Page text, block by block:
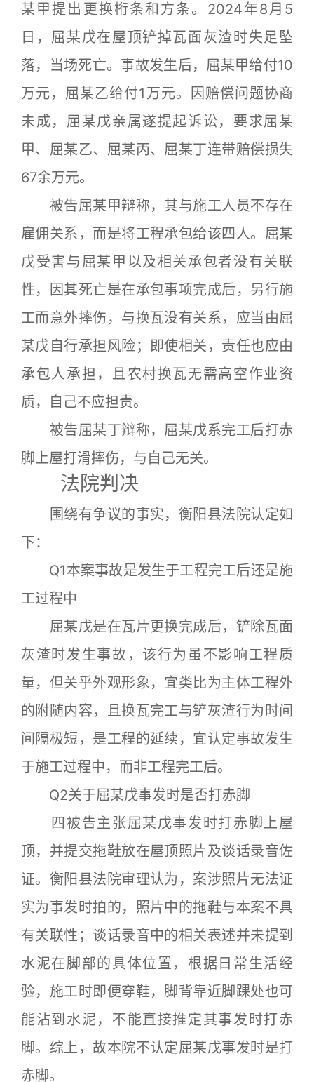
某甲提出更换桁条和方条。2024年8月5
日，屈某戊在屋顶铲掉瓦面灰渣时失足坠
落，当场死亡。事故发生后，屈某甲给付10
万元，屈某乙给付1万元。因赔偿问题协商
未成，屈某戊亲属遂提起诉讼，要求屈某
甲、屈某乙、屈某丙、屈某丁连带赔偿损失
67余万元。
被告屈某甲辩称，其与施工人员不存在
雇佣关系，而是将工程承包给该四人。屈某
戊受害与屈某甲以及相关承包者没有关联
性，因其死亡是在承包事项完成后，另行施
工而意外摔伤，与换瓦没有关系，应当由屈
某戊自行承担风险；即使相关，责任也应由
承包人承担，且农村换瓦无需高空作业资
质，自己不应担责。
被告屈某丁辩称，屈某戊系完工后打赤
脚上屋打滑摔伤，与自己无关。
法院判决
围绕有争议的事实，衡阳县法院认定如
下：
Q1本案事故是发生于工程完工后还是施
工过程中
屈某戊是在瓦片更换完成后，铲除瓦面
灰渣时发生事故，该行为虽不影响工程质
量，但关乎外观形象，宜类比为主体工程外
的附随内容，且换瓦完工与铲灰渣行为时间
间隔极短，是工程的延续，宜认定事故发生
于施工过程中，而非工程完工后。
Q2关于屈某戊事发时是否打赤脚
四被告主张屈某戊事发时打赤脚上屋
顶，并提交拖鞋放在屋顶照片及谈话录音佐
证。衡阳县法院审理认为，案涉照片无法证
实为事发时拍的，照片中的拖鞋与本案不具
有关联性；谈话录音中的相关表述并未提到
水泥在脚部的具体位置，根据日常生活经
验，施工时即便穿鞋，脚背靠近脚踝处也可
能沾到水泥，不能直接推定其事发时打赤
脚。综上，故本院不认定屈某戊事发时是打
赤脚。